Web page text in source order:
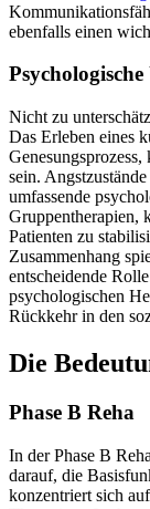
ebenfalls einen
Nicht zu
Das Erleben eines
sein.
umfassende
Gruppentherapien,
Patienten zu
Zusammenhang
entscheidende
psychologischen
Rückkehr in den
Die
Phase B Reha
In der Phase B
darauf, die
konzentriert sich